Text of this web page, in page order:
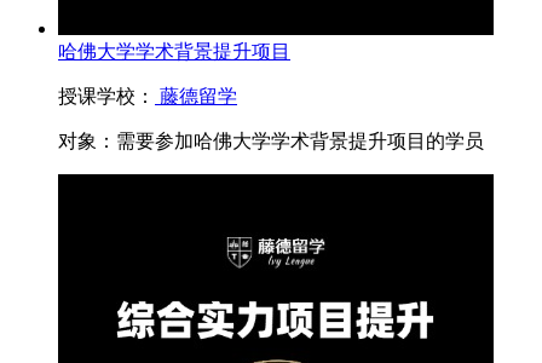
哈佛大学学术背景提升项目
授课学校： 藤德留学
对象： 需要参加哈佛大学学术背景提升项目的学员